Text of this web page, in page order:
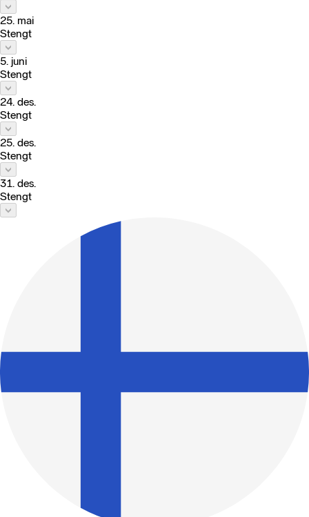
25. mai
Stengt
5. juni
Stengt
24. des.
Stengt
25. des.
Stengt
31. des.
Stengt